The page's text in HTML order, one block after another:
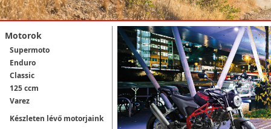
Motorok
Supermoto
Enduro
Classic
125 ccm
Varez
Készleten lévő motorjaink